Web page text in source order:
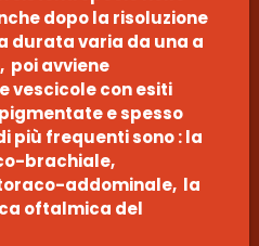
dopo la risoluzione
durata varia da una a
avviene
vescicole con esiti
e spesso
più frequenti sono : la
brachiale,
addominale, la
oftalmica del